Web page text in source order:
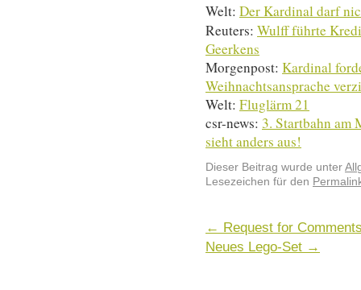
Welt: Der Kardinal darf
Reuters: Wulff führte
Geerkens
Morgenpost: Kardinal
Weihnachtsansprache
Welt: Fluglärm 21
csr-news: 3. Startbahn am
sieht anders aus!
Dieser Beitrag wurde unter
Lesezeichen für den
← Request for
Neues Lego-Set →